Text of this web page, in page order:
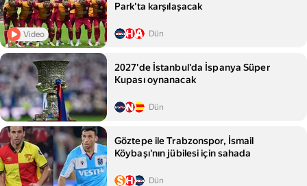
Video
Park'ta karşılaşacak
Dün
2027'de İstanbul'da İspanya Süper
Kupası oynanacak
Dün
Göztepe ile Trabzonspor, İsmail
Köybaşı'nın jübilesi için sahada
Dün